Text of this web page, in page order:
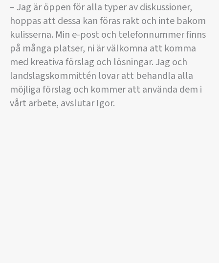
– Jag är öppen för alla typer av diskussioner,
hoppas att dessa kan föras rakt och inte bakom
kulisserna. Min e-post och telefonnummer finns
på många platser, ni är välkomna att komma
med kreativa förslag och lösningar. Jag och
landslagskommittén lovar att behandla alla
möjliga förslag och kommer att använda dem i
vårt arbete, avslutar Igor.